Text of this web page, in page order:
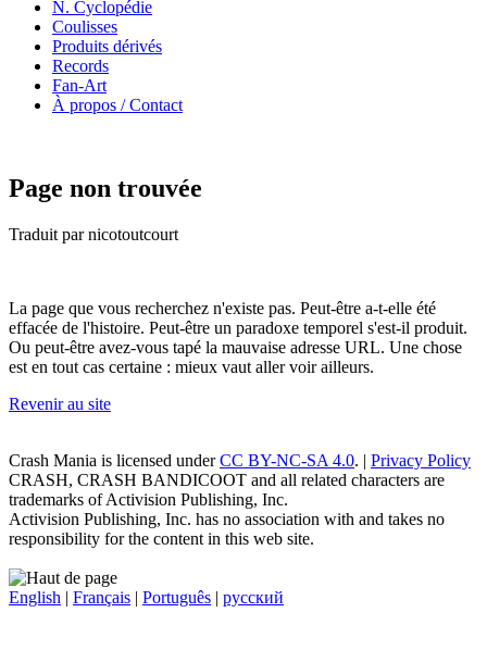
N. Cyclopédie
Coulisses
Produits dérivés
Records
Fan-Art
À propos / Contact
Page non trouvée
Traduit par nicotoutcourt
La page que vous recherchez n'existe pas. Peut-être a-t-elle été
effacée de l'histoire. Peut-être un paradoxe temporel s'est-il produit.
Ou peut-être avez-vous tapé la mauvaise adresse URL. Une chose
est en tout cas certaine : mieux vaut aller voir ailleurs.
Revenir au site
Crash Mania is licensed underCC BY-NC-SA 4.0. | Privacy Policy
CRASH, CRASH BANDICOOT and all related characters are
trademarks of Activision Publishing, Inc.
Activision Publishing, Inc. has no association with and takes no
responsibility for the content in this web site.
English | Français | Português | русский